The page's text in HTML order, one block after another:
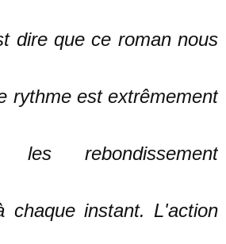
dire que ce roman nous
rythme est extrêmement
rebondissement
chaque instant. L'action